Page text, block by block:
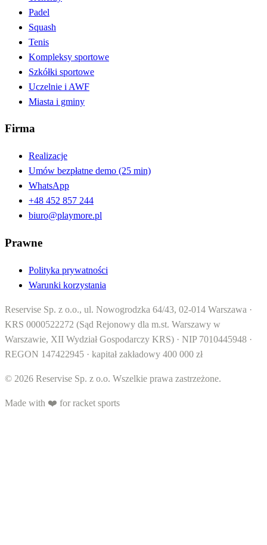
Padel
Squash
Tenis
Kompleksy sportowe
Szkółki sportowe
Uczelnie i AWF
Miasta i gminy
Firma
Realizacje
Umów bezpłatne demo (25 min)
WhatsApp
+48 452 857 244
biuro@playmore.pl
Prawne
Polityka prywatności
Warunki korzystania
Reservise Sp. z o.o., ul. Nowogrodzka 64/43, 02-014 Warszawa ·
KRS 0000522272 (Sąd Rejonowy dla m.st. Warszawy w
Warszawie, XII Wydział Gospodarczy KRS) · NIP 7010445948 ·
REGON 147422945 · kapitał zakładowy 400 000 zł
© 2026 Reservise Sp. z o.o. Wszelkie prawa zastrzeżone.
Made with ❤️ for racket sports